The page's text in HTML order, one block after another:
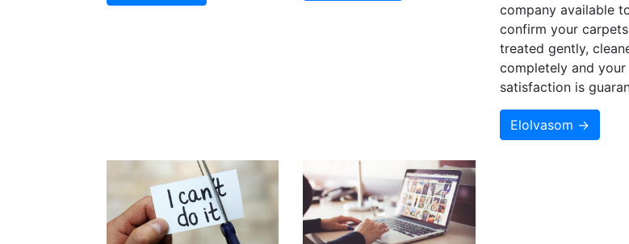
company available
confirm your
treated gently,
completely and your
satisfaction is
Elolvasom →